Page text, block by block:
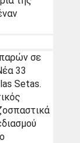
σε
33
Setas.